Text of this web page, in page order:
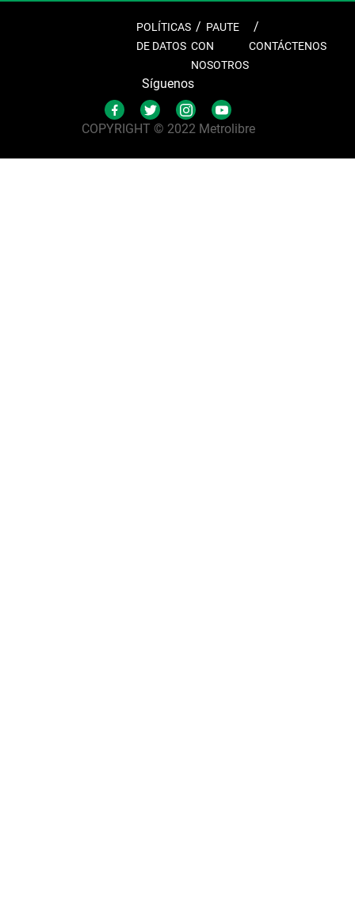
POLÍTICAS
DE DATOS
PAUTE
CON
NOSOTROS
CONTÁCTENOS
Síguenos
COPYRIGHT © 2022 Metrolibre